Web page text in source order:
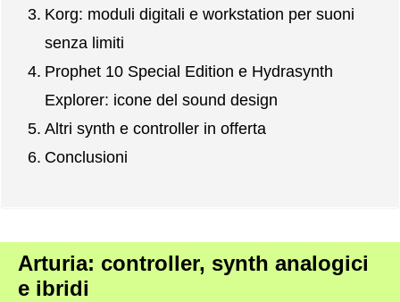
Korg: moduli digitali e workstation per suoni
senza limiti
Prophet 10 Special Edition e Hydrasynth
Explorer: icone del sound design
Altri synth e controller in offerta
Conclusioni
Arturia: controller, synth analogici
e ibridi